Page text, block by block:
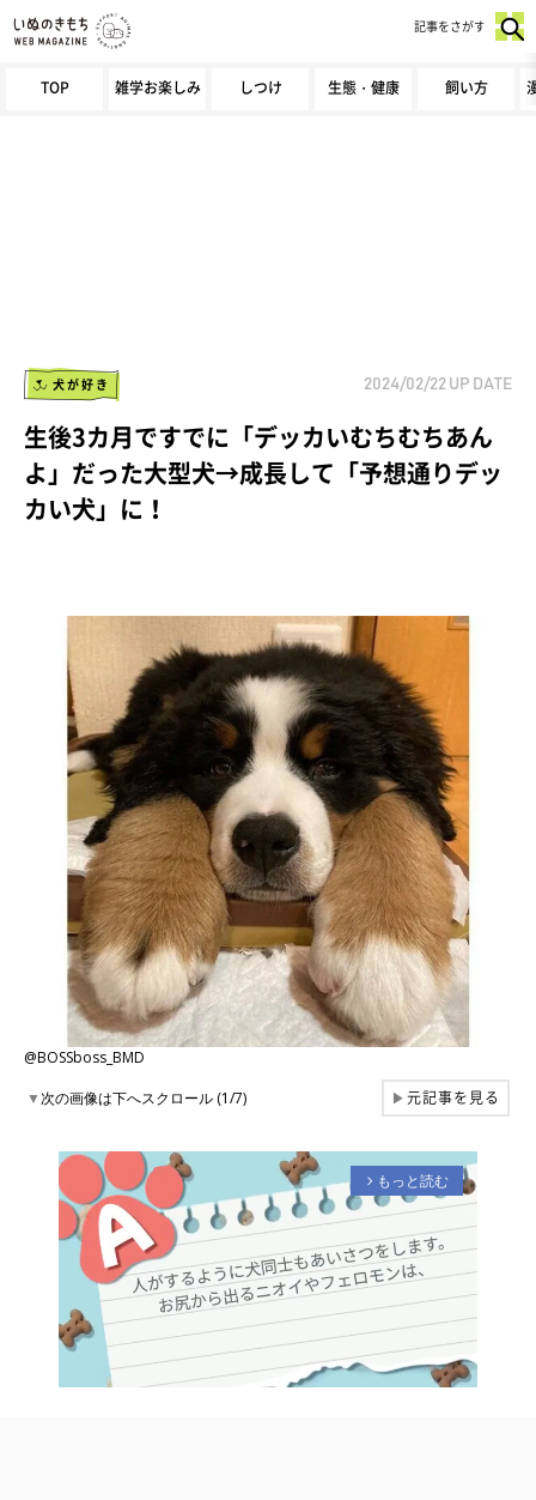
TOP 雑学お楽しみ しつけ 生態・健康 飼い方
記事をさがす
犬が好き 2024/02/22 UP DATE
生後3カ月ですでに「デッカいむちむちあん
よ」だった大型犬→成長して「予想通りデッ
カい犬」に！
@BOSSboss_BMD
▼次の画像は下へスクロール (1/7) ▶元記事を見る
arrow_forward_ios もっと読む